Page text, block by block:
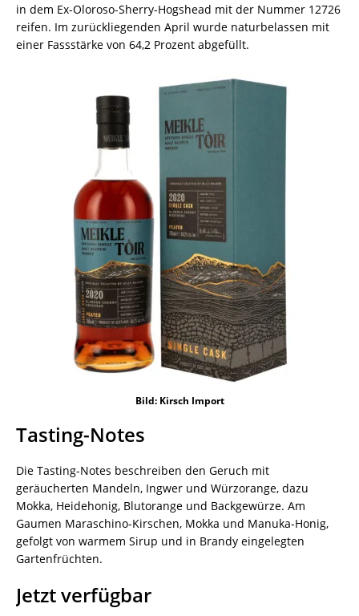
in dem Ex-Oloroso-Sherry-Hogshead mit der Nummer 12726
reifen. Im zurückliegenden April wurde naturbelassen mit
einer Fassstärke von 64,2 Prozent abgefüllt.
Bild: Kirsch Import
Tasting-Notes
Die Tasting-Notes beschreiben den Geruch mit
geräucherten Mandeln, Ingwer und Würzorange, dazu
Mokka, Heidehonig, Blutorange und Backgewürze. Am
Gaumen Maraschino-Kirschen, Mokka und Manuka-Honig,
gefolgt von warmem Sirup und in Brandy eingelegten
Gartenfrüchten.
Jetzt verfügbar